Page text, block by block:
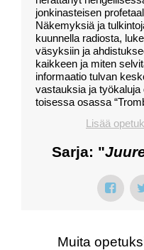
jonkinasteisen
Näkemyksiä ja
kuunnella radiosta,
väsyksiin ja
kaikkeen ja miten
informaatio tulvan
vastauksia ja työkaluja
toisessa osassa
Lisää
Sarja: "
Muita